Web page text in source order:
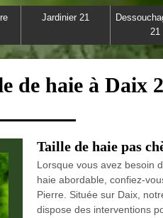
Jardinier 21
21
de haie à Daix
Taille de haie pas
Lorsque vous avez besoin
haie abordable, confiez-
Pierre. Située sur Daix,
dispose des interventions